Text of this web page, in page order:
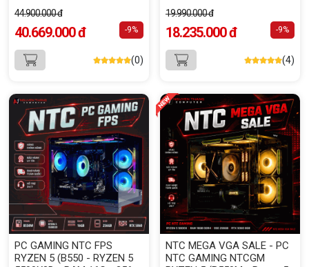
16GB)
44.900.000 đ
40.669.000 đ -9%
(0)
19.990.000 đ
18.235.000 đ -9%
(4)
PC GAMING NTC FPS
RYZEN 5 (B550 - RYZEN 5
NTC MEGA VGA SALE - PC
NTC GAMING NTCGM